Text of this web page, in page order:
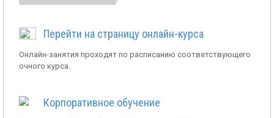
Перейти на страницу онлайн-курса
Онлайн-занятия проходят по расписанию соответствующего
очного курса.
Корпоративное обучение